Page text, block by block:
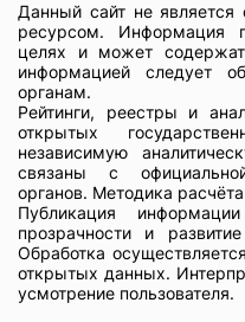
Данный сайт не
ресурсом. Информация
целях и может
информацией следует
органам.
Рейтинги, реестры и
открытых
независимую
связаны с
органов. Методика
Публикация
прозрачности и
Обработка
открытых данных.
усмотрение пользователя.